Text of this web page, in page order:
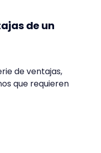
de un
de ventajas,
que requieren